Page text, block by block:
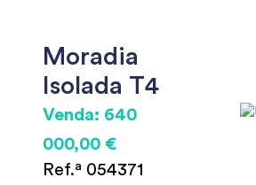
Moradia
Isolada T4
Venda: 640
000,00 €
Ref.ª 054371